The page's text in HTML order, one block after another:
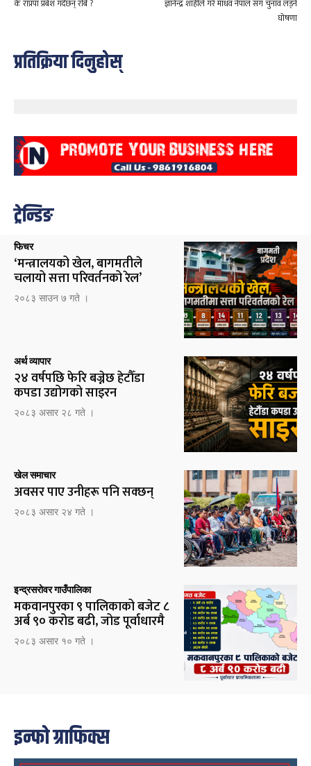
के राप्रपा प्रबेश गर्दैछन् रबि ?
ज्ञानेन्द्र शाहीले गरे माधव नेपाल संग चुनाव लड्ने
घोषणा
प्रतिक्रिया दिनुहोस्
ट्रेन्डिङ
फिचर
‘मन्त्रालयको खेल, बागमतीले
चलायो सत्ता परिवर्तनको रेल’
२०८३ साउन ७ गते ।
अर्थ व्यापार
२४ वर्षपछि फेरि बज्नेछ हेटौँडा
कपडा उद्योगको साइरन
२०८३ असार २८ गते ।
खेल समाचार
अवसर पाए उनीहरू पनि सक्छन्
२०८३ असार २४ गते ।
इन्द्रसरोवर गाउँपालिका
मकवानपुरका ९ पालिकाको बजेट ८
अर्ब ९० करोड बढी, जोड पूर्वाधारमै
२०८३ असार १० गते ।
इन्फो ग्राफिक्स